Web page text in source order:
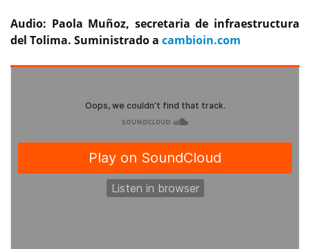
Audio: Paola Muñoz, secretaria de infraestructura
del Tolima. Suministrado a cambioin.com